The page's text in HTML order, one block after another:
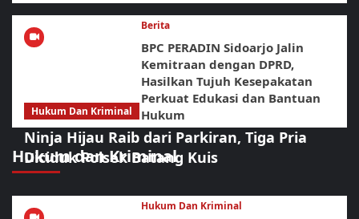
Berita
BPC PERADIN Sidoarjo Jalin
Kemitraan dengan DPRD,
Hasilkan Tujuh Kesepakatan
Perkuat Edukasi dan Bantuan
Hukum
Hukum dan Kriminal
Hukum Dan Kriminal
Ninja Hijau Raib dari Parkiran, Tiga Pria
Diciduk Polsek Batang Kuis
Hukum Dan Kriminal